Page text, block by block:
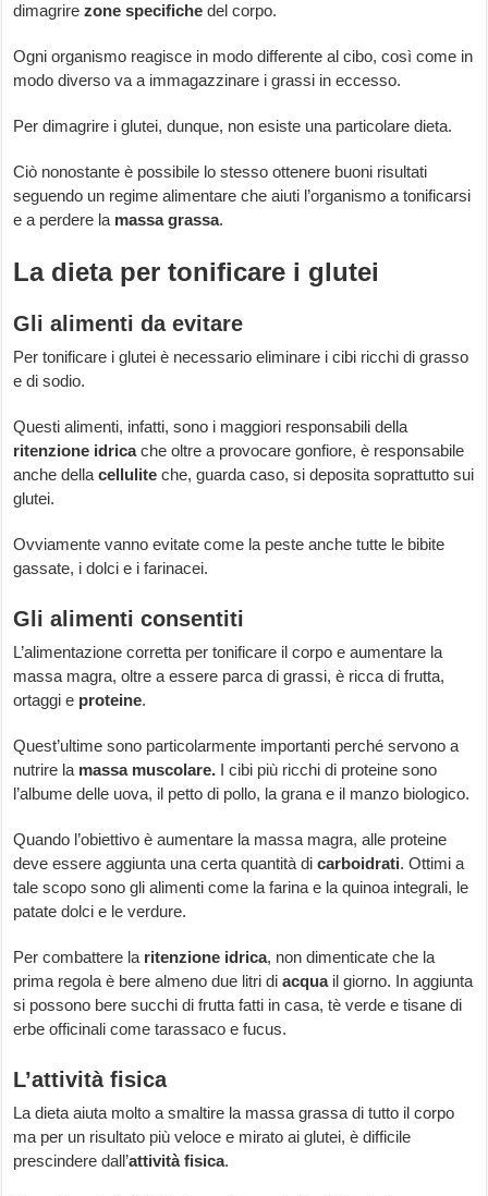
dimagrirezone specifiche del corpo.
Ogni organismo reagisce in modo differente al cibo, così come in
modo diverso va a immagazzinare i grassi in eccesso.
Per dimagrire i glutei, dunque, non esiste una particolare dieta.
Ciò nonostante è possibile lo stesso ottenere buoni risultati
seguendo un regime alimentare che aiuti l’organismo a tonificarsi
e a perdere la massa grassa.
La dieta per tonificare i glutei
Gli alimenti da evitare
Per tonificare i glutei è necessario eliminare i cibi ricchi di grasso
e di sodio.
Questi alimenti, infatti, sono i maggiori responsabili della
ritenzione idricache oltre a provocare gonfiore, è responsabile
anche dellacellulite che, guarda caso, si deposita soprattutto sui
glutei.
Ovviamente vanno evitate come la peste anche tutte le bibite
gassate, i dolci e i farinacei.
Gli alimenti consentiti
L’alimentazione corretta per tonificare il corpo e aumentare la
massa magra, oltre a essere parca di grassi, è ricca di frutta,
ortaggi e proteine.
Quest’ultime sono particolarmente importanti perché servono a
nutrire la massa muscolare. I cibi più ricchi di proteine sono
l’albume delle uova, il petto di pollo, la grana e il manzo biologico.
Quando l’obiettivo è aumentare la massa magra, alle proteine
deve essere aggiunta una certa quantità dicarboidrati. Ottimi a
tale scopo sono gli alimenti come la farina e la quinoa integrali, le
patate dolci e le verdure.
Per combattere la ritenzione idrica, non dimenticate che la
prima regola è bere almeno due litri diacquail giorno. In aggiunta
si possono bere succhi di frutta fatti in casa, tè verde e tisane di
erbe officinali come tarassaco e fucus.
L’attività fisica
La dieta aiuta molto a smaltire la massa grassa di tutto il corpo
ma per un risultato più veloce e mirato ai glutei, è difficile
prescindere dall’attività fisica.